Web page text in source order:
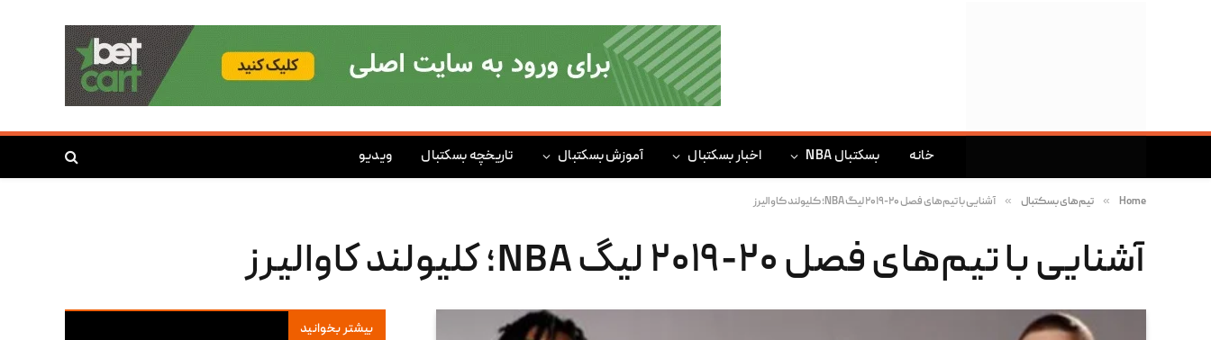
خانه بسکتبال NBA اخبار بسکتبال آموزش بسکتبال تاریخچه بسکتبال ویدیو
Home
» تیم‌های بسکتبال » آشنایی با تیم‌های فصل ۲۰-۲۰۱۹ لیگ NBA؛ کلیولند کاوالیرز
آشنایی با تیم‌های فصل ۲۰-۲۰۱۹ لیگ NBA؛ کلیولند کاوالیرز
بیشتر بخوانید